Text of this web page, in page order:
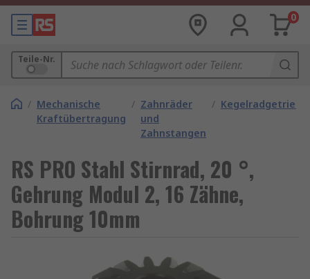
0
Teile-Nr.
/ Mechanische
Kraftübertragung
/ Zahnräder
und
Zahnstangen
/ Kegelradgetriebe
RS PRO Stahl Stirnrad, 20 °,
Gehrung Modul 2, 16 Zähne,
Bohrung 10mm